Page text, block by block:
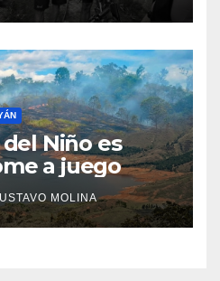
Niño es
a juego
MOLINA